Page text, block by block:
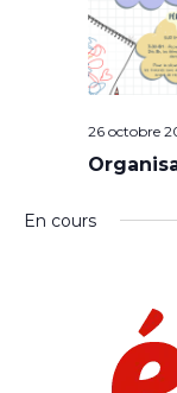
26 octobre
En cours